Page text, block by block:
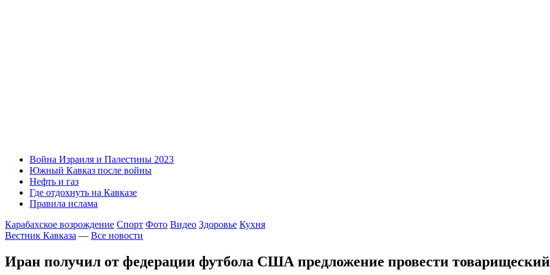
Война Израиля и Палестины 2023
Южный Кавказ после войны
Нефть и газ
Где отдохнуть на Кавказе
Правила ислама
Карабахское возрождение Спорт Фото Видео Здоровье Кухня
Вестник Кавказа — Все новости
Иран получил от федерации футбола США предложение провести